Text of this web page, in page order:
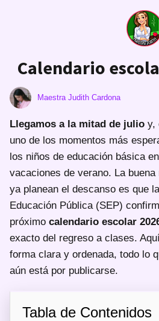
Calendario
Maestra Judith Cardona
Llegamos a la mitad de julio y,
uno de los momentos más
los niños de educación básica
vacaciones de verano. La
ya planean el descanso es que
Educación Pública (SEP)
próximo calendario escolar
exacto del regreso a clases.
forma clara y ordenada, todo lo
aún está por publicarse.
Tabla de Contenidos